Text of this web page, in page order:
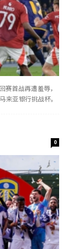
首战再遭羞辱，
来亚银行挑战杯。
0